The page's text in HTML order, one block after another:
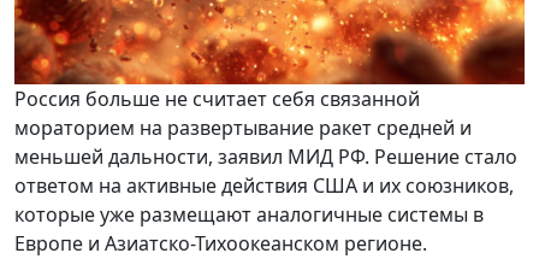
Россия больше не считает себя связанной
мораторием на развертывание ракет средней и
меньшей дальности, заявил МИД РФ. Решение стало
ответом на активные действия США и их союзников,
которые уже размещают аналогичные системы в
Европе и Азиатско-Тихоокеанском регионе.